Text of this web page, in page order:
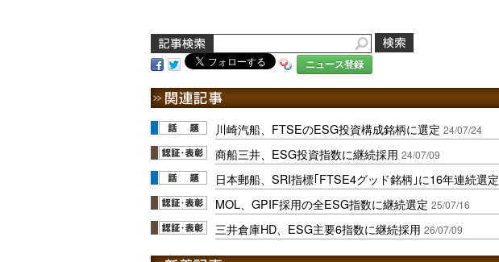
ニュース登録
川崎汽船、FTSEのESG投資構成銘柄に選定 24/07/24
商船三井、ESG投資指数に継続採用 24/07/09
日本郵船、SRI指標｢FTSE4グッド銘柄｣に16年連続選定
MOL、GPIF採用の全ESG指数に継続選定 25/07/16
三井倉庫HD、ESG主要6指数に継続採用 26/07/09